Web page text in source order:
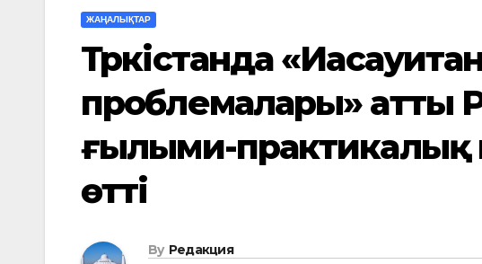
ЖАҢАЛЫҚТАР
Түркістанда
проблемалары» атты
ғылыми-
өтті
By Редакция